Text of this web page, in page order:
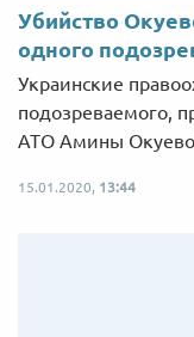
Убийство
одного
Украинские
подозреваемого,
АТО Амины
15.01.2020, 13:44